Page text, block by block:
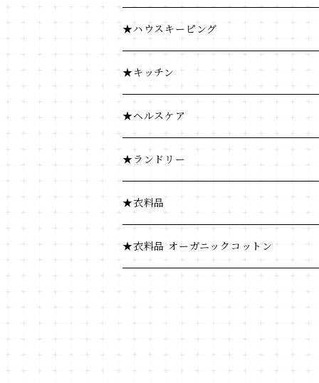
豆・ごま類
ふりかけ・漬物・佃煮
海藻・乾物
加工食品
豆・ごま類
ふりかけ・漬物・佃煮
海藻・乾物
★ハウスキーピング
★キッチン
★ヘルスケア
★ランドリー
★衣料品
★衣料品 オーガニックコットン